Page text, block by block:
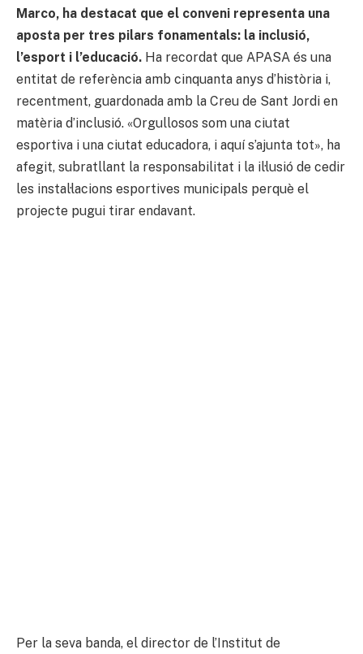
Marco, ha destacat que el conveni representa una
aposta per tres pilars fonamentals: la inclusió,
l’esport i l’educació. Ha recordat que APASA és una
entitat de referència amb cinquanta anys d’història i,
recentment, guardonada amb la Creu de Sant Jordi en
matèria d’inclusió. «Orgullosos som una ciutat
esportiva i una ciutat educadora, i aquí s’ajunta tot», ha
afegit, subratllant la responsabilitat i la il·lusió de cedir
les instal·lacions esportives municipals perquè el
projecte pugui tirar endavant.
Per la seva banda, el director de l’Institut de